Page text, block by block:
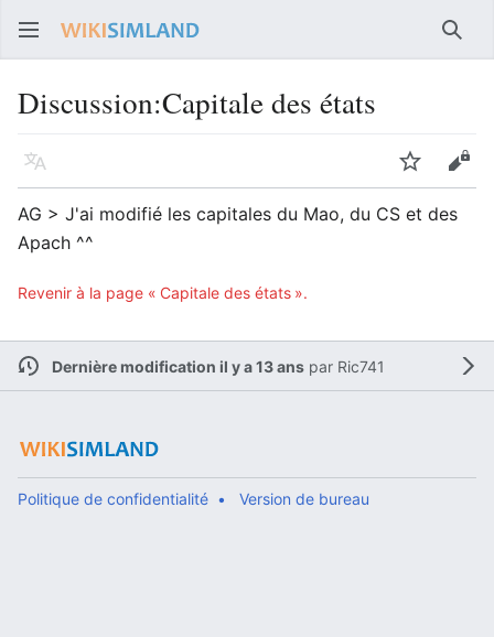
Discussion:Capitale des états
Langue Suivre
AG > J'ai modifié les capitales du Mao, du CS et des
Apach ^^
Revenir à la page « Capitale des états ».
Dernière modification il y a 13 anspar Ric741
Politique de confidentialité Version de bureau